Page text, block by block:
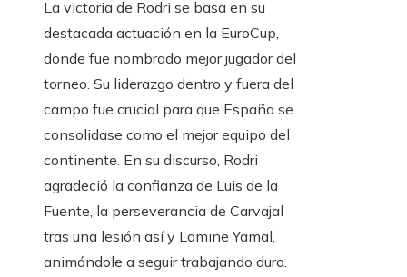
La victoria de Rodri se basa en su
destacada actuación en la EuroCup,
donde fue nombrado mejor jugador del
torneo. Su liderazgo dentro y fuera del
campo fue crucial para que España se
consolidase como el mejor equipo del
continente. En su discurso, Rodri
agradeció la confianza de Luis de la
Fuente, la perseverancia de Carvajal
tras una lesión así y Lamine Yamal,
animándole a seguir trabajando duro.